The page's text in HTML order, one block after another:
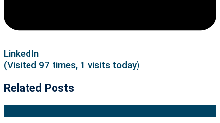
LinkedIn
(Visited 97 times, 1 visits today)
Related Posts